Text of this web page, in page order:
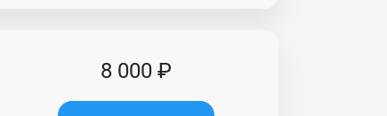
8 000 ₽